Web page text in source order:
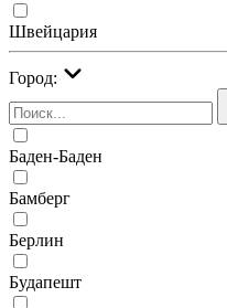
Швейцария
Город:
Баден-Баден
Бамберг
Берлин
Будапешт